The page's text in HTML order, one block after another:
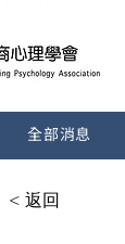
全部消息
< 返回